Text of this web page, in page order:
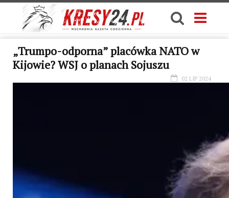
„Trumpo-odporna” placówka NATO w
Kijowie? WSJ o planach Sojuszu
02 LIP 2024